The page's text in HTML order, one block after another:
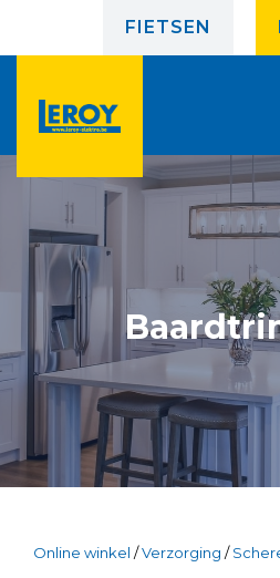
FIETSEN
Online winkel /Verzorging /